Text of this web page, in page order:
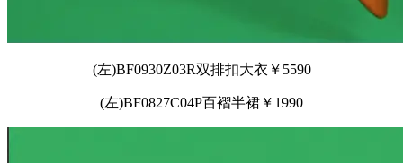
(左)BF0930Z03R双排扣大衣￥5590
(左)BF0827C04P百褶半裙￥1990